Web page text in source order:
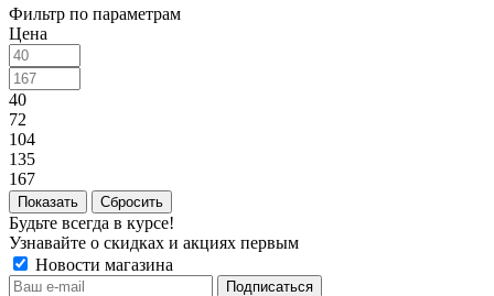
Фильтр по параметрам
Цена
40
72
104
135
167
Сбросить
Будьте всегда в курсе!
Узнавайте о скидках и акциях первым
Новости магазина